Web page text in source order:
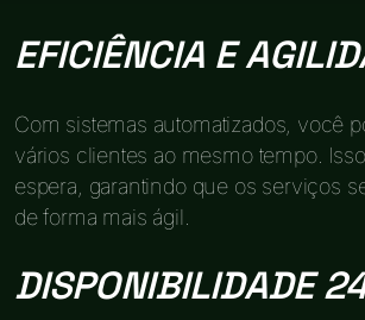
EFICIÊNCIA E
Com sistemas automatizados, você
vários clientes ao mesmo tempo.
espera, garantindo que os serviços
de forma mais ágil.
DISPONIBILIDADE